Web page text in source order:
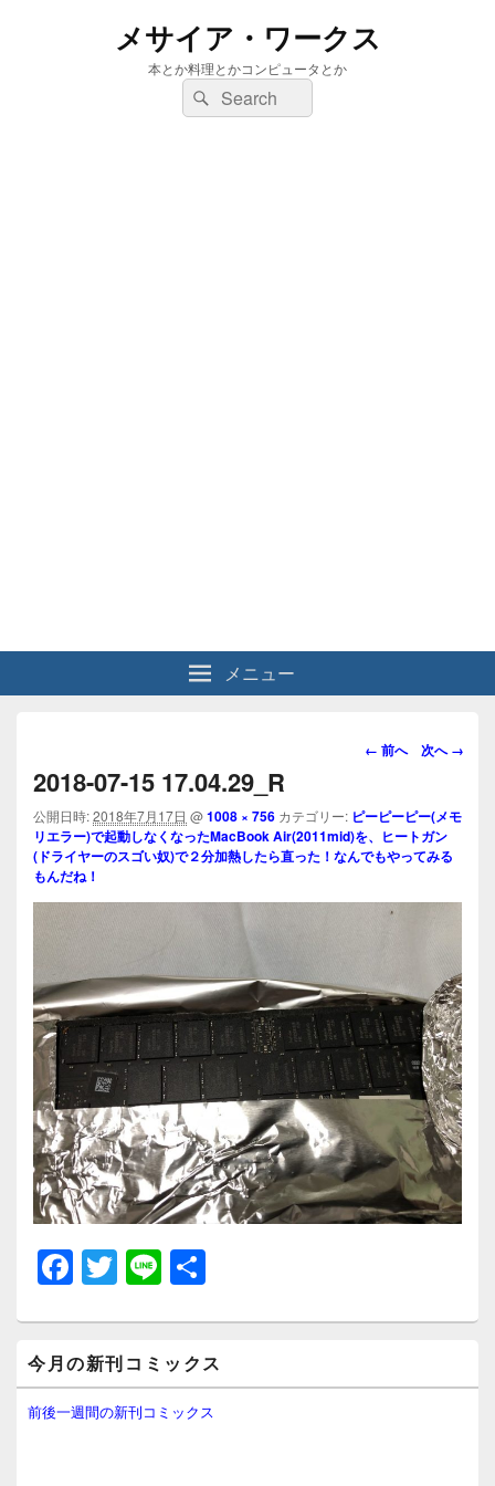
メサイア・ワークス
本とか料理とかコンピュータとか
検
索:
検
索
メニュー
画
ビ
ゲ
ー
← 前へ 次へ →
2018-07-15 17.04.29_R
公開日時:2018年7月17日 @1008 × 756 カテゴリー: ピーピーピー(メモ
リエラー)で起動しなくなったMacBook Air(2011mid)を、ヒートガン
(ドライヤーのスゴい奴)で２分加熱したら直った！なんでもやってみる
もんだね！
F
a
c
e
b
T
wi
tt
er
Li
n
e
イ
ン
サ
今月の新刊コミックス
前後一週間の新刊コミックス